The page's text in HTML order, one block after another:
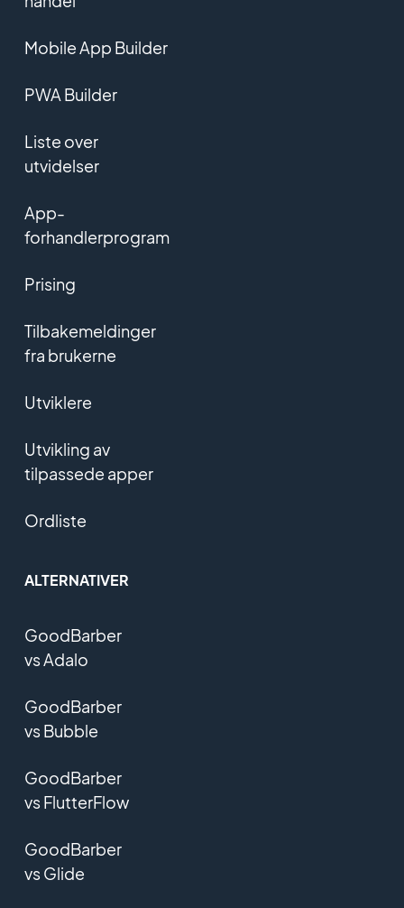
Mobile App Builder
PWA Builder
Liste over
utvidelser
App-
forhandlerprogram
Prising
Tilbakemeldinger
fra brukerne
Utviklere
Utvikling av
tilpassede apper
Ordliste
ALTERNATIVER
GoodBarber
vs Adalo
GoodBarber
vs Bubble
GoodBarber
vs FlutterFlow
GoodBarber
vs Glide